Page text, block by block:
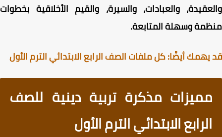
والعبادات، والسيرة، والقيم الأخلاقية بخطوات
وسهلة المتابعة.
أيضًا: كل ملفات الصف الرابع الابتدائي الترم الأول
مميزات مذكرة تربية دينية للصف
الرابع الابتدائي الترم الأول